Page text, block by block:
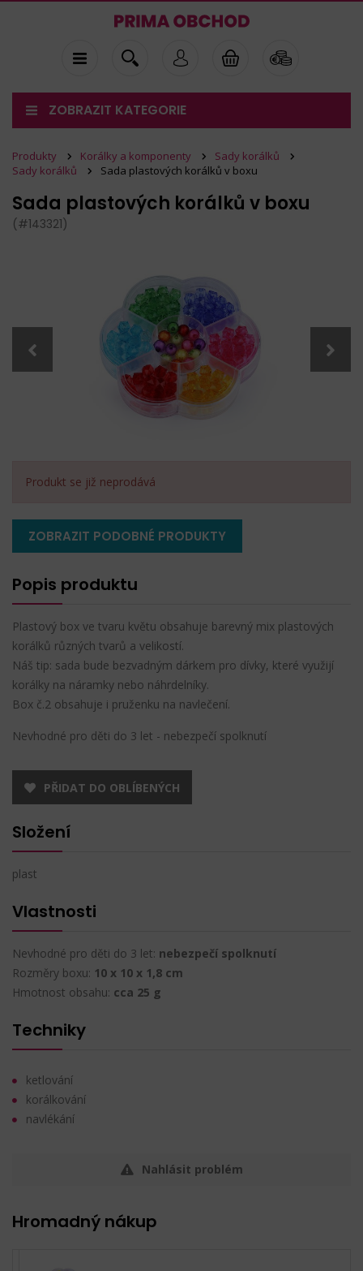
ZOBRAZIT KATEGORIE
Produkty Korálky a komponenty
Sady korálků
Sady korálků
Sada plastových korálků v boxu
Sada plastových korálků v boxu
(#143321)
Produkt se již neprodává
ZOBRAZIT PODOBNÉ PRODUKTY
Popis produktu
Plastový box ve tvaru květu obsahuje barevný mix plastových
korálků různých tvarů a velikostí.
Náš tip: sada bude bezvadným dárkem pro dívky, které využijí
korálky na náramky nebo náhrdelníky.
Box č.2 obsahuje i pruženku na navlečení.
Nevhodné pro děti do 3 let - nebezpečí spolknutí
PŘIDAT DO OBLÍBENÝCH
Složení
plast
Vlastnosti
Nevhodné pro děti do 3 let: nebezpečí spolknutí
Rozměry boxu: 10 x 10 x 1,8 cm
Hmotnost obsahu: cca 25 g
Techniky
ketlování
korálkování
navlékání
Nahlásit problém
Hromadný nákup